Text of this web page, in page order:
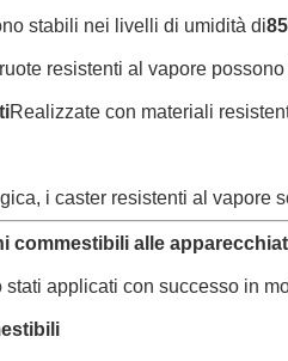
stabili nei livelli di umidità di
resistenti al vapore
Realizzate con materiali
i caster resistenti al vapore
commestibili alle
stati applicati con successo in